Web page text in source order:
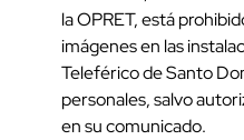
la OPRET, está
imágenes en las
Teleférico de Santo
personales, salvo
en su comunicado.